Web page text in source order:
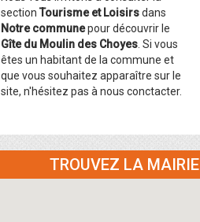
section Tourisme et Loisirsdans
Notre communepour découvrir le
Gîte du Moulin des Choyes . Si vous
êtes un habitant de la commune et
que vous souhaitez apparaître sur le
site, n'hésitez pas à nous conctacter.
TROUVEZ LA MAIRIE